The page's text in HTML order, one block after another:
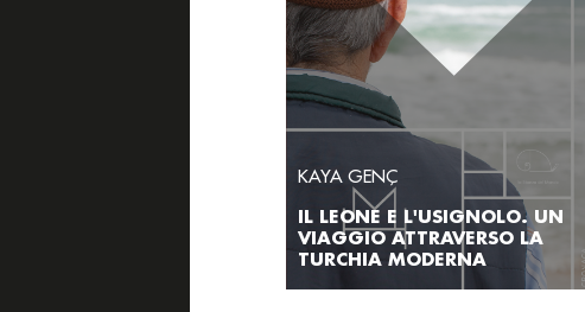
KAYA GENÇ
IL LEONE E L'USIGNOLO. UN
VIAGGIO ATTRAVERSO LA
TURCHIA MODERNA